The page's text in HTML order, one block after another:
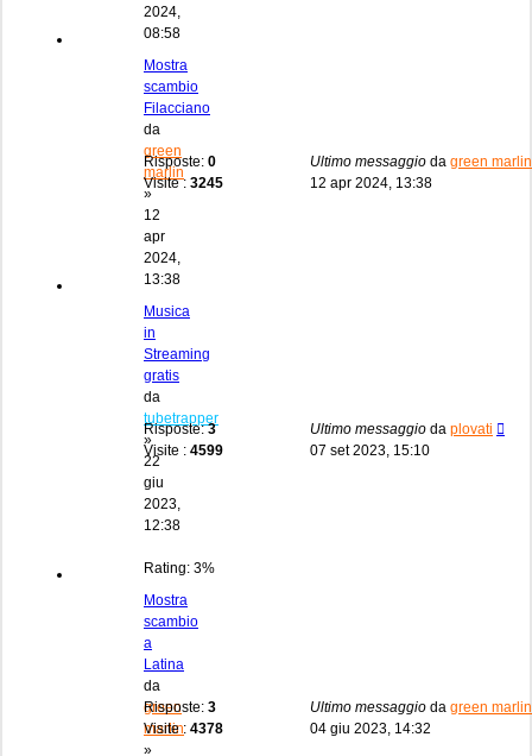
2024,
08:58
Mostra
scambio
Filacciano
da
green
marlin
»
12
apr
2024,
13:38
Risposte: 0
Visite : 3245
Ultimo messaggio da green marlin
12 apr 2024, 13:38
Musica
in
Streaming
gratis
da
tubetrapper
»
22
giu
2023,
12:38
Rating: 3%
Risposte:3
Visite : 4599
Ultimo messaggio da plovati
07 set 2023, 15:10
Mostra
scambio
a
Latina
da
green
marlin
»
Risposte: 3
Visite : 4378
Ultimo messaggio da green marlin
04 giu 2023, 14:32